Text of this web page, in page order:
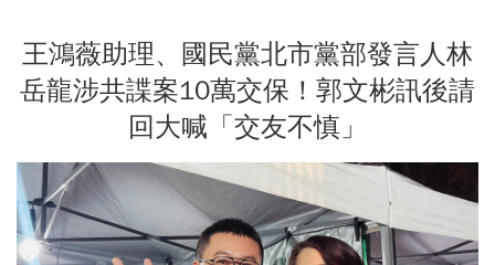
王鴻薇助理、國民黨北市黨部發言人林
岳龍涉共諜案10萬交保！郭文彬訊後請
回大喊「交友不慎」